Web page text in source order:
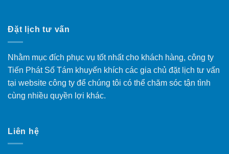
Đặt lịch tư vấn
Nhằm mục đích phục vụ tốt nhất cho khách hàng, công ty
Tiến Phát Số Tám khuyến khích các gia chủ đặt lịch tư vấn
tại website công ty để chúng tôi có thể chăm sóc tận tình
cùng nhiều quyền lợi khác.
Liên hệ